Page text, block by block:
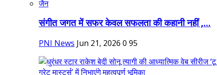
संगीत जगत में सफर केवल सफलता की कहानी नहीं ,...
PNI News Jun 21, 2026 0 95